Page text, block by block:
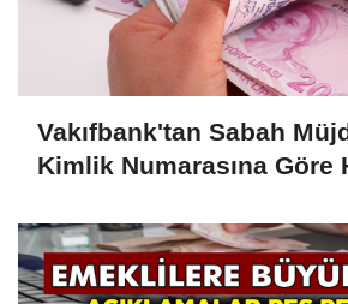
Vakıfbank'tan Sabah
Kimlik Numarasına Göre